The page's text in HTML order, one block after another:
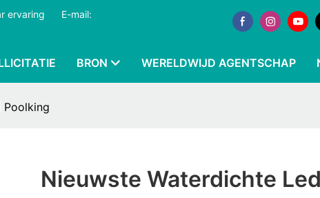
ervaring
E-mail:
BRON WERELDWIJD AGENTSCHAP
Nieuwste Waterdichte